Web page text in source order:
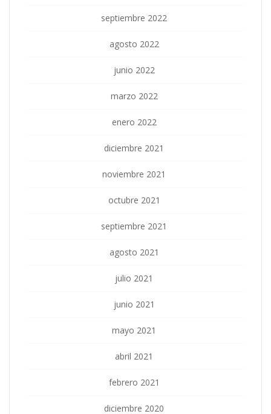
septiembre 2022
agosto 2022
junio 2022
marzo 2022
enero 2022
diciembre 2021
noviembre 2021
octubre 2021
septiembre 2021
agosto 2021
julio 2021
junio 2021
mayo 2021
abril 2021
febrero 2021
diciembre 2020